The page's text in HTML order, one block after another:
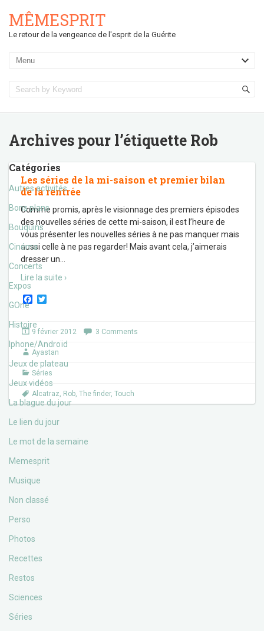
MÊMESPRIT
Le retour de la vengeance de l'esprit de la Guérite
Archives pour l’étiquette Rob
Catégories
Autres activités
Bons plans
Bouquins
Cinéma
Concerts
Expos
GOne
Histoire
Iphone/Androïd
Jeux de plateau
Jeux vidéos
La blague du jour
Le lien du jour
Le mot de la semaine
Memesprit
Musique
Non classé
Perso
Photos
Recettes
Restos
Sciences
Séries
Les séries de la mi-saison et premier bilan
de la rentrée
Comme promis, après le visionnage des premiers épisodes
des nouvelles séries de cette mi-saison, il est l’heure de
vous présenter les nouvelles séries à ne pas manquer mais
aussi celle à ne pas regarder! Mais avant cela, j’aimerais
dresser un
Lire la suite ›
F
e
b
o
o
k
t
e
r
9 février 2012 3 Comments
Ayastan
Séries
Alcatraz, Rob, The finder, Touch